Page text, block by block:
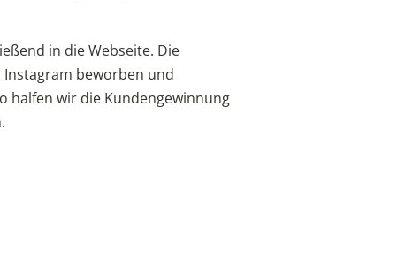
in die Webseite. Die
beworben und
halfen wir die Kundengewinnung